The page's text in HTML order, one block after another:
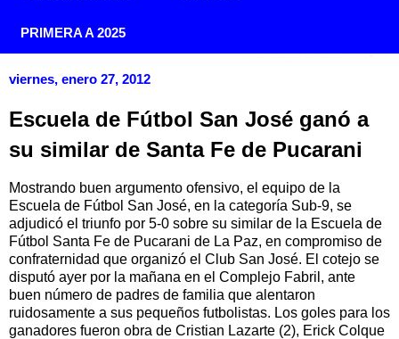
PRIMERA A 2025
viernes, enero 27, 2012
Escuela de Fútbol San José ganó a
su similar de Santa Fe de Pucarani
Mostrando buen argumento ofensivo, el equipo de la
Escuela de Fútbol San José, en la categoría Sub-9, se
adjudicó el triunfo por 5-0 sobre su similar de la Escuela de
Fútbol Santa Fe de Pucarani de La Paz, en compromiso de
confraternidad que organizó el Club San José. El cotejo se
disputó ayer por la mañana en el Complejo Fabril, ante
buen número de padres de familia que alentaron
ruidosamente a sus pequeños futbolistas. Los goles para los
ganadores fueron obra de Cristian Lazarte (2), Erick Colque